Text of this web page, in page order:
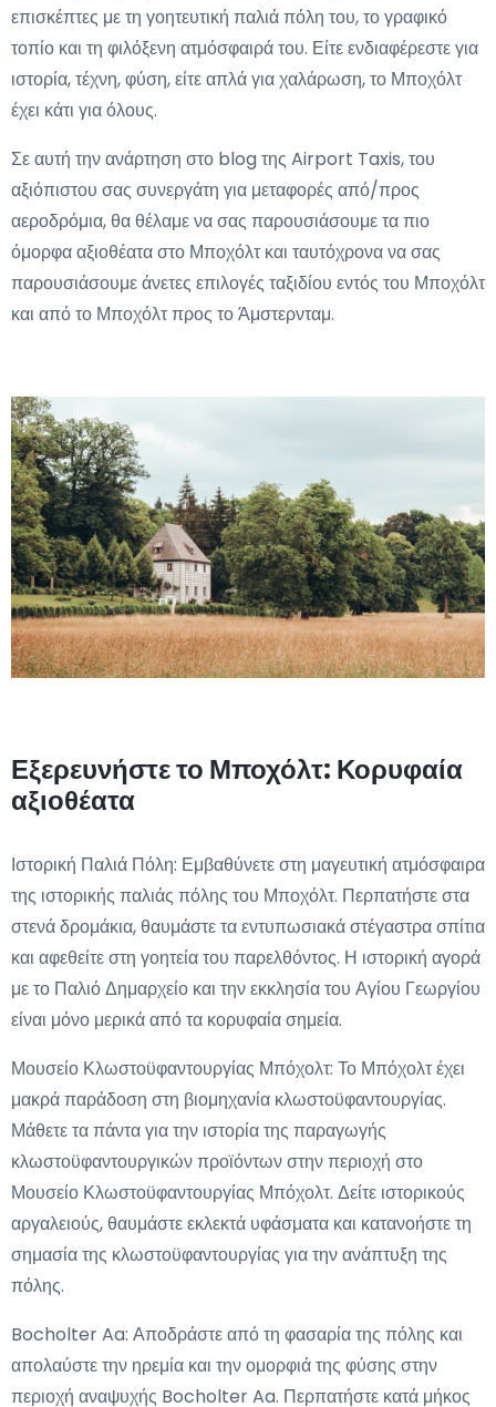
επισκέπτες με τη γοητευτική παλιά πόλη του, το γραφικό
τοπίο και τη φιλόξενη ατμόσφαιρά του. Είτε ενδιαφέρεστε για
ιστορία, τέχνη, φύση, είτε απλά για χαλάρωση, το Μποχόλτ
έχει κάτι για όλους.
Σε αυτή την ανάρτηση στο blog της Airport Taxis, του
αξιόπιστου σας συνεργάτη για μεταφορές από/προς
αεροδρόμια, θα θέλαμε να σας παρουσιάσουμε τα πιο
όμορφα αξιοθέατα στο Μποχόλτ και ταυτόχρονα να σας
παρουσιάσουμε άνετες επιλογές ταξιδίου εντός του Μποχόλτ
και από το Μποχόλτ προς το Άμστερνταμ.
Εξερευνήστε το Μποχόλτ: Κορυφαία
αξιοθέατα
Ιστορική Παλιά Πόλη: Εμβαθύνετε στη μαγευτική ατμόσφαιρα
της ιστορικής παλιάς πόλης του Μποχόλτ. Περπατήστε στα
στενά δρομάκια, θαυμάστε τα εντυπωσιακά στέγαστρα σπίτια
και αφεθείτε στη γοητεία του παρελθόντος. Η ιστορική αγορά
με το Παλιό Δημαρχείο και την εκκλησία του Αγίου Γεωργίου
είναι μόνο μερικά από τα κορυφαία σημεία.
Μουσείο Κλωστοϋφαντουργίας Μπόχολτ: Το Μπόχολτ έχει
μακρά παράδοση στη βιομηχανία κλωστοϋφαντουργίας.
Μάθετε τα πάντα για την ιστορία της παραγωγής
κλωστοϋφαντουργικών προϊόντων στην περιοχή στο
Μουσείο Κλωστοϋφαντουργίας Μπόχολτ. Δείτε ιστορικούς
αργαλειούς, θαυμάστε εκλεκτά υφάσματα και κατανοήστε τη
σημασία της κλωστοϋφαντουργίας για την ανάπτυξη της
πόλης.
Bocholter Aa: Αποδράστε από τη φασαρία της πόλης και
απολαύστε την ηρεμία και την ομορφιά της φύσης στην
περιοχή αναψυχής Bocholter Aa. Περπατήστε κατά μήκος